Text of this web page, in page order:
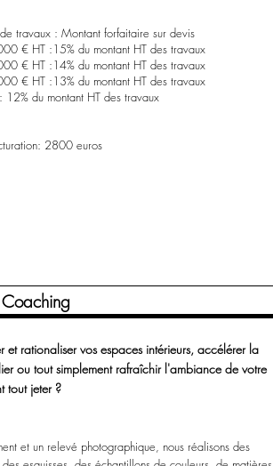
travaux : Montant forfaitaire sur devis
€ HT :15% du montant HT des travaux
€ HT :14% du montant HT des travaux
€ HT :13% du montant HT des travaux
du montant HT des travaux
2800 euros
et rationaliser vos espaces intérieurs, accélérer la
ou tout simplement rafraîchir l'ambiance de votre
tout jeter ?
et un relevé photographique, nous réalisons des